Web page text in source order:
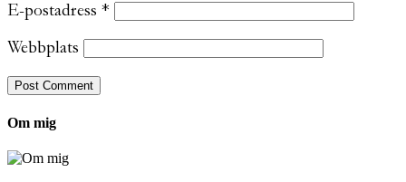
E-postadress *
Webbplats
Om mig